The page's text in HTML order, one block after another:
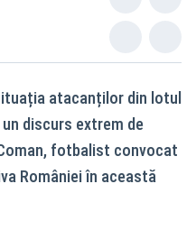
atacanților din lotul
discurs extrem de
fotbalist convocat
României în această